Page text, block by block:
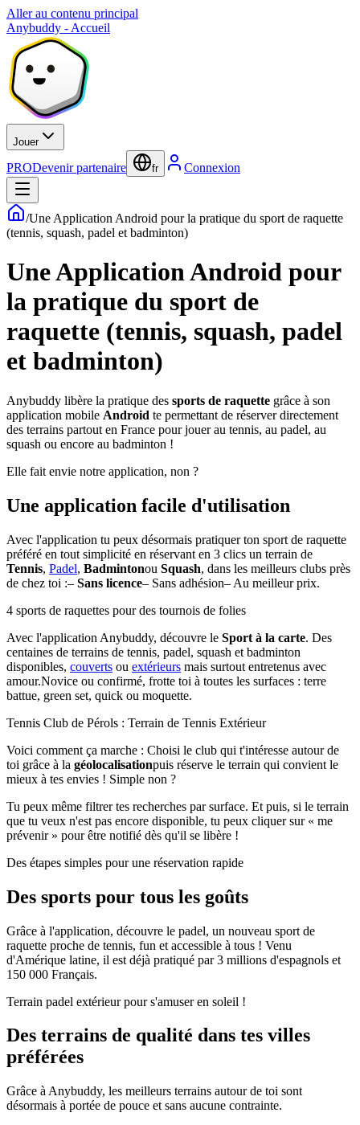
Aller au contenu principal
Anybuddy - Accueil
Jouer
PRODevenir partenaire fr Connexion
/Une Application Android pour la pratique du sport de raquette
(tennis, squash, padel et badminton)
Une Application Android pour
la pratique du sport de
raquette (tennis, squash, padel
et badminton)
Anybuddy libère la pratique des sports de raquette grâce à son
application mobile Android te permettant de réserver directement
des terrains partout en France pour jouer au tennis, au padel, au
squash ou encore au badminton !
Elle fait envie notre application, non ?
Une application facile d'utilisation
Avec l'application tu peux désormais pratiquer ton sport de raquette
préféré en tout simplicité en réservant en 3 clics un terrain de
Tennis, Padel, Badmintonou Squash, dans les meilleurs clubs près
de chez toi :– Sans licence– Sans adhésion– Au meilleur prix.
4 sports de raquettes pour des tournois de folies
Avec l'application Anybuddy, découvre le Sport à la carte. Des
centaines de terrains de tennis, padel, squash et badminton
disponibles, couverts ou extérieurs mais surtout entretenus avec
amour.Novice ou confirmé, frotte toi à toutes les surfaces : terre
battue, green set, quick ou moquette.
Tennis Club de Pérols : Terrain de Tennis Extérieur
Voici comment ça marche : Choisi le club qui t'intéresse autour de
toi grâce à la géolocalisationpuis réserve le terrain qui convient le
mieux à tes envies ! Simple non ?
Tu peux même filtrer tes recherches par surface. Et puis, si le terrain
que tu veux n'est pas encore disponible, tu peux cliquer sur « me
prévenir » pour être notifié dès qu'il se libère !
Des étapes simples pour une réservation rapide
Des sports pour tous les goûts
Grâce à l'application, découvre le padel, un nouveau sport de
raquette proche de tennis, fun et accessible à tous ! Venu
d'Amérique latine, il est déjà pratiqué par 3 millions d'espagnols et
150 000 Français.
Terrain padel extérieur pour s'amuser en soleil !
Des terrains de qualité dans tes villes
préférées
Grâce à Anybuddy, les meilleurs terrains autour de toi sont
désormais à portée de pouce et sans aucune contrainte.